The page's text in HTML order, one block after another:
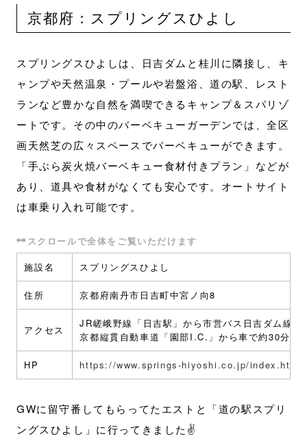
京都府：スプリングスひよし
スプリングスひよしは、日吉ダムと桂川に隣接し、キ
ャンプや天然温泉・プールや岩盤浴、道の駅、レスト
ランなど豊かな自然を満喫できるキャンプ＆スパリゾ
ートです。その中のバーベキューガーデンでは、全区
画天然芝の広々スペースでバーベキューができます。
「手ぶら炭火焼バーベキュー食材付きプラン」などが
あり、道具や食材がなくても安心です。オートサイト
は車乗り入れ可能です。
施設名 スプリングスひよし
住所 京都府南丹市日吉町中宮ノ向8
アクセス
JR嵯峨野線「日吉駅」から市営バス日吉ダム線
京都縦貫自動車道「園部I.C.」から車で約30分
HP https://www.springs-hiyoshi.co.jp/index.html
GWに留守番してもらってたエストと「道の駅スプリ
ングスひよし」に行ってきました✌️